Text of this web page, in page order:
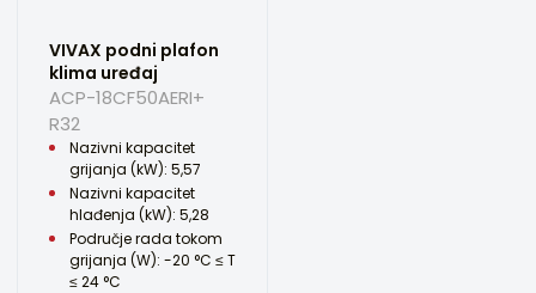
VIVAX podni plafon
klima uređaj
ACP-18CF50AERI+
R32
Nazivni kapacitet
grijanja (kW): 5,57
Nazivni kapacitet
hlađenja (kW): 5,28
Područje rada tokom
grijanja (W): -20 °C ≤ T
≤ 24 °C